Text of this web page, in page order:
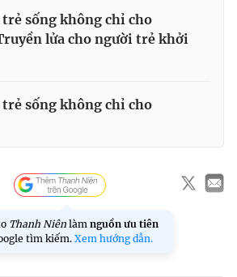
sống không chỉ cho
lửa cho người trẻ khởi
sống không chỉ cho
Thanh Niên làm nguồn ưu tiên
tìm kiếm. Xem hướng dẫn.